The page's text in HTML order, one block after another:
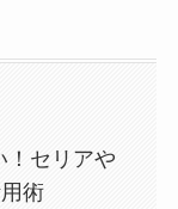
！セリアや
術